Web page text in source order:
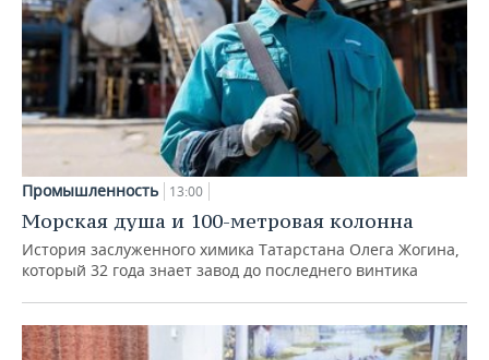
Промышленность 13:00
Морская душа и 100-метровая колонна
История заслуженного химика Татарстана Олега Жогина,
который 32 года знает завод до последнего винтика